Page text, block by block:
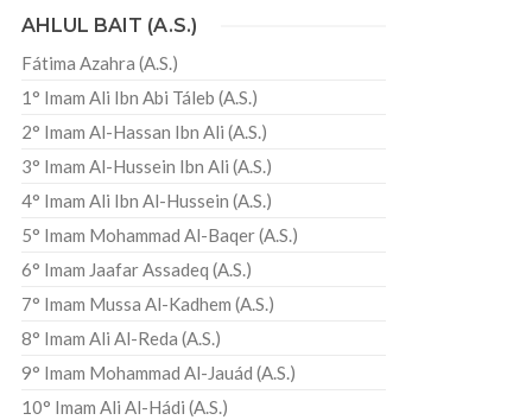
AHLUL BAIT (A.S.)
Fátima Azahra (A.S.)
1° Imam Ali Ibn Abi Táleb (A.S.)
2° Imam Al-Hassan Ibn Ali (A.S.)
3° Imam Al-Hussein Ibn Ali (A.S.)
4° Imam Ali Ibn Al-Hussein (A.S.)
5° Imam Mohammad Al-Baqer (A.S.)
6° Imam Jaafar Assadeq (A.S.)
7° Imam Mussa Al-Kadhem (A.S.)
8° Imam Ali Al-Reda (A.S.)
9° Imam Mohammad Al-Jauád (A.S.)
10° Imam Ali Al-Hádi (A.S.)